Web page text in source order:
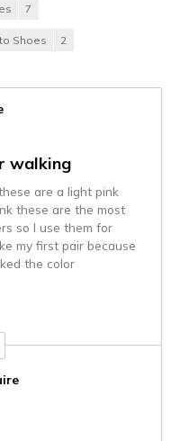
7
Shoes 2
walking
are a light pink
these are the most
so I use them for
my first pair because
the color